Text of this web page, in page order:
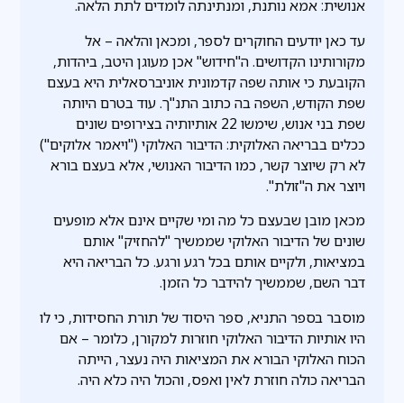
אנושית: אמא נותנת, ומנתינתה לומדים לתת הלאה.
עד כאן יודעים החוקרים לספר, ומכאן והלאה – אל
מקורותינו הקדושים. ה"חידוש" אכן מעוגן היטב, ביהדות,
הקובעת כי אותה שפה קדמונית אוניברסאלית היא בעצם
שפת הקודש, השפה בה כתוב התנ"ך. עוד בטרם היותה
שפת בני אנוש, שימשו 22 אותיותיה בצירופים שונים
ככלים בבריאה האלוקית: הדיבור האלוקי ("ויאמר אלוקים")
לא רק שיוצר קשר, כמו הדיבור האנושי, אלא בעצם בורא
ויוצר את ה"זולת".
מכאן מובן שבעצם כל מה ומי שקיים אינם אלא מופעים
שונים של הדיבור האלוקי שממשיך "להחזיק" אותם
במציאות, ולקיים אותם בכל רגע ורגע. כל הבריאה היא
דבר השם, שממשיך להידבר כל הזמן.
מוסבר בספר התניא, ספר היסוד של תורת החסידות, כי לו
היו אותיות הדיבור האלוקי חוזרות למקורן, כלומר – אם
הכוח האלוקי הבורא את המציאות היה נעצר, הייתה
הבריאה כולה חוזרת לאין ואפס, והכול היה כלא היה.